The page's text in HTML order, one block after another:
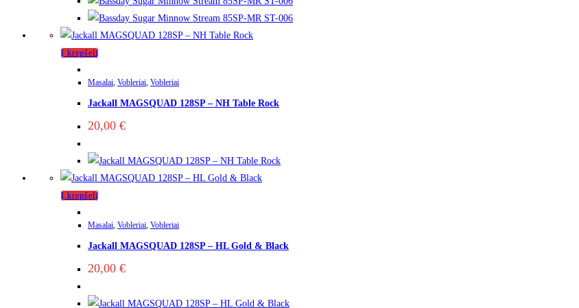
Į krepšelį
Masalai, Vobleriai, Vobleriai
Jackall MAGSQUAD 128SP – NH Table Rock
20,00 €
Į krepšelį
Masalai, Vobleriai, Vobleriai
Jackall MAGSQUAD 128SP – HL Gold & Black
20,00 €